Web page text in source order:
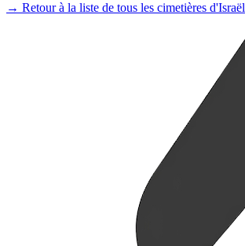
→ Retour à la liste de tous les cimetières d'Israël